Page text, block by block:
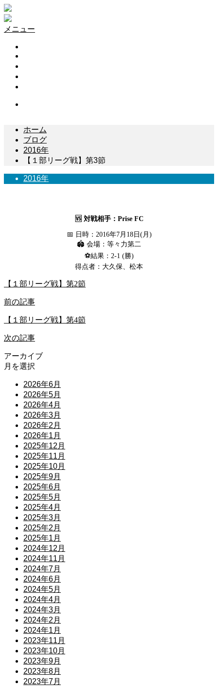
メニュー
ホーム
ブログ
2016年
【１部リーグ戦】第3節
2016年
🆚 対戦相手：Prise FC
📅 日時：2016年7月18日(月)
🏟 会場：等々力第二
⚽結果：2-1 (勝)
得点者：大久保、松本
【１部リーグ戦】第2節
前の記事
【１部リーグ戦】第4節
次の記事
アーカイブ
月を選択
2026年6月
2026年5月
2026年4月
2026年3月
2026年2月
2026年1月
2025年12月
2025年11月
2025年10月
2025年9月
2025年6月
2025年5月
2025年4月
2025年3月
2025年2月
2025年1月
2024年12月
2024年11月
2024年7月
2024年6月
2024年5月
2024年4月
2024年3月
2024年2月
2024年1月
2023年11月
2023年10月
2023年9月
2023年8月
2023年7月